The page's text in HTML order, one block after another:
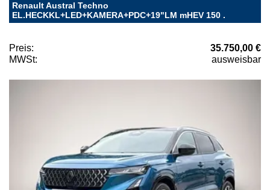
Renault Austral Techno
EL.HECKKL+LED+KAMERA+PDC+19"LM mHEV 150 .
Preis:
35.750,00 €
MWSt:
ausweisbar